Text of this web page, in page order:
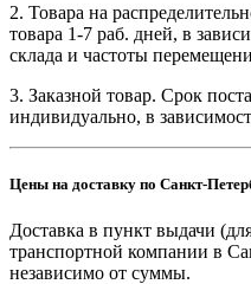
2. Товара на
товара 1-7 раб. дней, в
склада и частоты
3. Заказной товар. Срок
индивидуально, в
Цены на доставку по Санкт-
Доставка в пункт выдачи
транспортной компании в
независимо от суммы.